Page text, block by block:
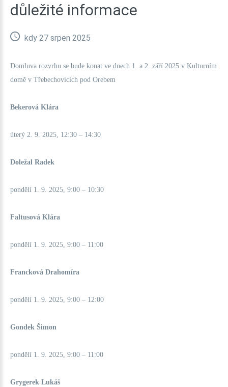
důležité informace
kdy 27 srpen 2025
Domluva rozvrhu se bude konat ve dnech 1. a 2. září 2025 v Kulturním
domě v Třebechovicích pod Orebem
Bekerová Klára
úterý 2. 9. 2025, 12:30 – 14:30
Doležal Radek
pondělí 1. 9. 2025, 9:00 – 10:30
Faltusová Klára
pondělí 1. 9. 2025, 9:00 – 11:00
Francková Drahomíra
pondělí 1. 9. 2025, 9:00 – 12:00
Gondek Šimon
pondělí 1. 9. 2025, 9:00 – 11:00
Grygerek Lukáš